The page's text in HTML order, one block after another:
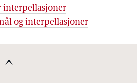
interpellasjoner
og interpellasjoner